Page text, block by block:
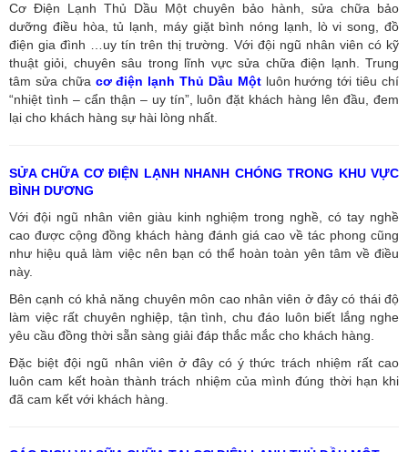
Cơ Điện Lạnh Thủ Dầu Một chuyên bảo hành, sửa chữa bảo
dưỡng điều hòa, tủ lạnh, máy giặt bình nóng lạnh, lò vi song, đồ
điện gia đình …uy tín trên thị trường. Với đội ngũ nhân viên có kỹ
thuật giỏi, chuyên sâu trong lĩnh vực sửa chữa điện lạnh. Trung
tâm sửa chữa cơ điện lạnh Thủ Dầu Mộtluôn hướng tới tiêu chí
“nhiệt tình – cẩn thận – uy tín”, luôn đặt khách hàng lên đầu, đem
lại cho khách hàng sự hài lòng nhất.
SỬA CHỮA CƠ ĐIỆN LẠNH NHANH CHÓNG TRONG KHU VỰC
BÌNH DƯƠNG
Với đội ngũ nhân viên giàu kinh nghiệm trong nghề, có tay nghề
cao được cộng đồng khách hàng đánh giá cao về tác phong cũng
như hiệu quả làm việc nên bạn có thể hoàn toàn yên tâm về điều
này.
Bên cạnh có khả năng chuyên môn cao nhân viên ở đây có thái độ
làm việc rất chuyên nghiệp, tận tình, chu đáo luôn biết lắng nghe
yêu cầu đồng thời sẵn sàng giải đáp thắc mắc cho khách hàng.
Đặc biệt đội ngũ nhân viên ở đây có ý thức trách nhiệm rất cao
luôn cam kết hoàn thành trách nhiệm của mình đúng thời hạn khi
đã cam kết với khách hàng.